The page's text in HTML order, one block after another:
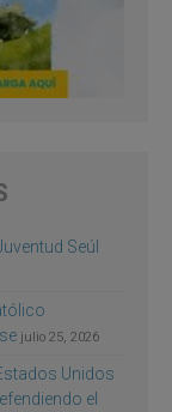
Seúl
julio 25, 2026
Unidos
el